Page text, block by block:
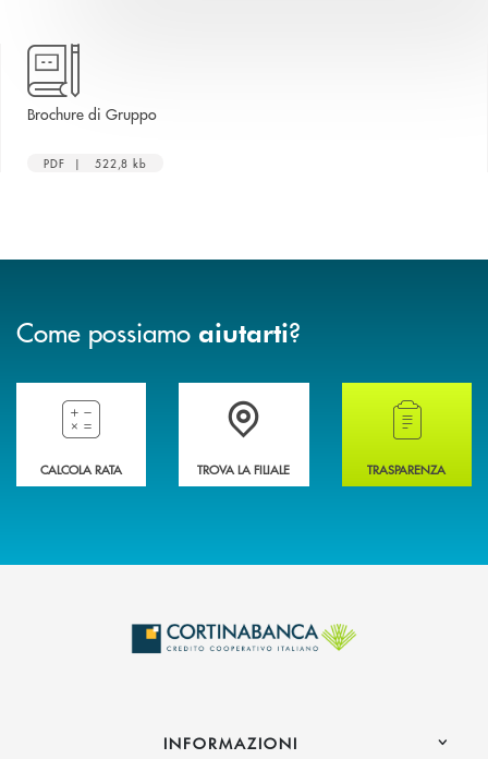
Brochure di Gruppoapre una nuova finestra
PDF | 522,8 kb
Come possiamo aiutarti?
Compila il preventivatore e calcola la rata del mutuo
CALCOLA RATA
Accedi all' elenco completo delle filiali della
TROVA LA FILIALE
Hai bisogno di
TRASPARENZA
INFORMAZIONI